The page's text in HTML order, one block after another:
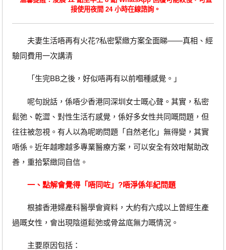
接使用夜間 24 小時在線諮詢。
夫妻生活唔再有火花?私密緊緻方案全面睇——真相、經
驗同費用一次講清
「生完BB之後，好似唔再有以前嗰種感覺。」
呢句說話，係唔少香港同深圳女士嘅心聲。其實，私密
鬆弛、乾澀、對性生活冇感覺，係好多女性共同嘅問題，但
往往被忽視。有人以為呢啲問題「自然老化」無得變，其實
唔係。近年越嚟越多專業醫療方案，可以安全有效咁幫助改
善，重拾緊緻同自信。
一、點解會覺得「唔同咗」?唔淨係年紀問題
根據香港婦產科醫學會資料，大約有六成以上曾經生產
過嘅女性，會出現陰道鬆弛或骨盆底無力嘅情況。
主要原因包括：